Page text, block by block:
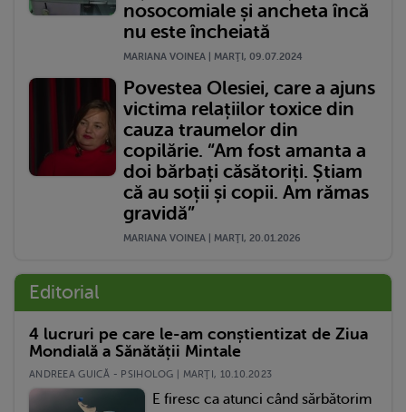
nosocomiale și ancheta încă
nu este încheiată
MARIANA VOINEA | MARŢI, 09.07.2024
Povestea Olesiei, care a ajuns
victima relațiilor toxice din
cauza traumelor din
copilărie. “Am fost amanta a
doi bărbați căsătoriți. Știam
că au soții și copii. Am rămas
gravidă”
MARIANA VOINEA | MARŢI, 20.01.2026
Editorial
4 lucruri pe care le-am conștientizat de Ziua
Mondială a Sănătății Mintale
ANDREEA GUICĂ - PSIHOLOG | MARŢI, 10.10.2023
E firesc ca atunci când sărbătorim